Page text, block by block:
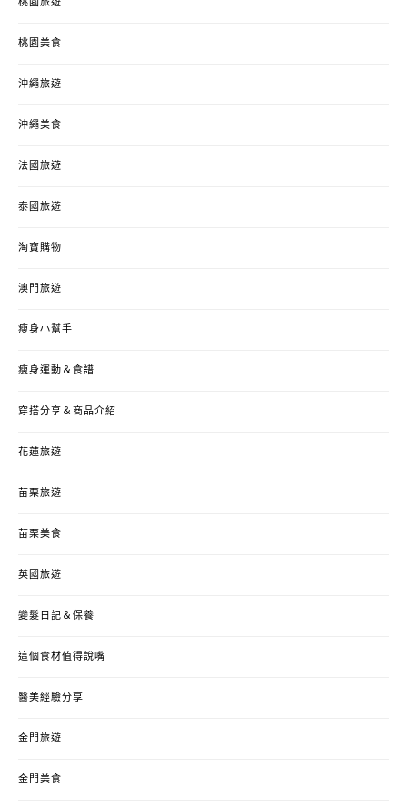
桃園旅遊
桃園美食
沖繩旅遊
沖繩美食
法國旅遊
泰國旅遊
淘寶購物
澳門旅遊
瘦身小幫手
瘦身運動＆食譜
穿搭分享＆商品介紹
花蓮旅遊
苗栗旅遊
苗栗美食
英國旅遊
變髮日記＆保養
這個食材值得說嘴
醫美經驗分享
金門旅遊
金門美食